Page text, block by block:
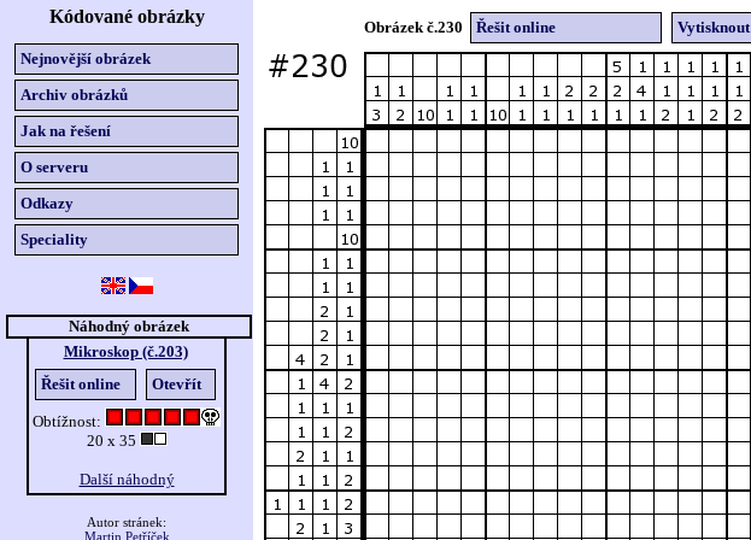
Kódované obrázky
Nejnovější obrázek
Archiv obrázků
Jak na řešení
O serveru
Odkazy
Speciality
Náhodný obrázek
Mikroskop (č.203)
Řešit online
Otevřít
Obtížnost:
20 x 35
Další náhodný
Autor stránek:
Martin Petříček
Obrázek č.230 Řešit online Vytisknout